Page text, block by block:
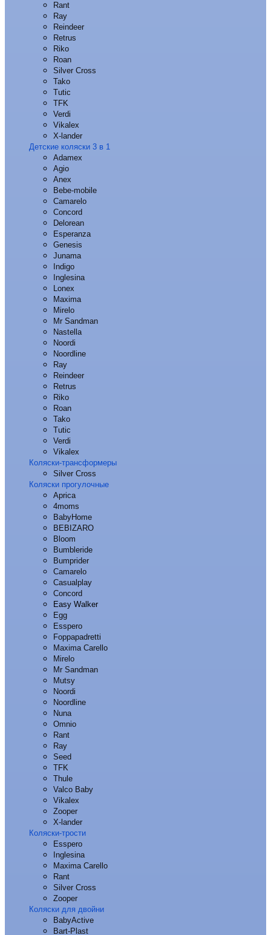
Rant
Ray
Reindeer
Retrus
Riko
Roan
Silver Cross
Tako
Tutic
TFK
Verdi
Vikalex
X-lander
Детские коляски 3 в 1
Adamex
Agio
Anex
Bebe-mobile
Camarelo
Concord
Delorean
Esperanza
Genesis
Junama
Indigo
Inglesina
Lonex
Maxima
Mirelo
Mr Sandman
Nastella
Noordi
Noordline
Ray
Reindeer
Retrus
Riko
Roan
Tako
Tutic
Verdi
Vikalex
Коляски-трансформеры
Silver Cross
Коляски прогулочные
Aprica
4moms
BabyHome
BEBIZARO
Bloom
Bumbleride
Bumprider
Camarelo
Casualplay
Concord
Easy Walker
Egg
Esspero
Foppapadretti
Maxima Carello
Mirelo
Mr Sandman
Mutsy
Noordi
Noordline
Nuna
Omnio
Rant
Ray
Seed
TFK
Thule
Valco Baby
Vikalex
Zooper
X-lander
Коляски-трости
Esspero
Inglesina
Maxima Carello
Rant
Silver Cross
Zooper
Коляски для двойни
BabyActive
Bart-Plast